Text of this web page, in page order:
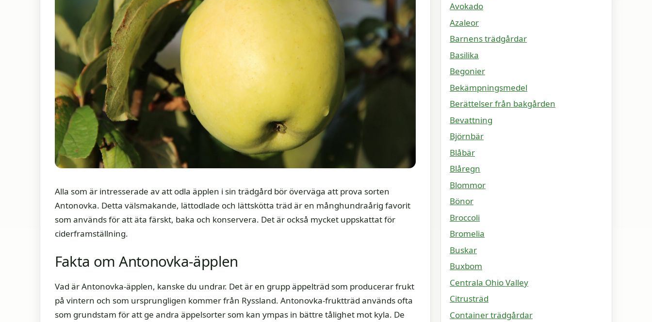
Alla som är intresserade av att odla äpplen i sin trädgård bör överväga att prova sorten
Antonovka. Detta välsmakande, lättodlade och lättskötta träd är en månghundraårig favorit
som används för att äta färskt, baka och konservera. Det är också mycket uppskattat för
ciderframställning.
Fakta om Antonovka-äpplen
Vad är Antonovka-äpplen, kanske du undrar. Det är en grupp äppelträd som producerar frukt
på vintern och som ursprungligen kommer från Ryssland. Antonovka-fruktträd används ofta
som grundstam för att ge andra äppelsorter som kan ympas in bättre tålighet mot kyla. De
Avokado
Azaleor
Barnens trädgårdar
Basilika
Begonier
Bekämpningsmedel
Berättelser från bakgården
Bevattning
Björnbär
Blåbär
Blåregn
Blommor
Bönor
Broccoli
Bromelia
Buskar
Buxbom
Centrala Ohio Valley
Citrusträd
Container trädgårdar